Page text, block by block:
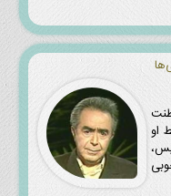
او